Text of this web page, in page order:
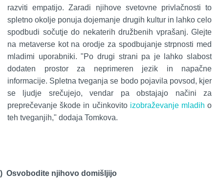
razviti empatijo. Zaradi njihove svetovne privlačnosti to
spletno okolje ponuja dojemanje drugih kultur in lahko celo
spodbudi sočutje do nekaterih družbenih vprašanj. Glejte
na metaverse kot na orodje za spodbujanje strpnosti med
mladimi uporabniki. "Po drugi strani pa je lahko slabost
dodaten prostor za neprimeren jezik in napačne
informacije. Spletna tveganja se bodo pojavila povsod, kjer
se ljudje srečujejo, vendar pa obstajajo načini za
preprečevanje škode in učinkovito izobraževanje mladih o
teh tveganjih," dodaja Tomkova.
Osvobodite njihovo domišljijo